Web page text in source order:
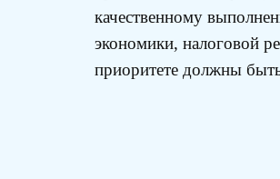
качественному
экономики, налоговой
приоритете должны